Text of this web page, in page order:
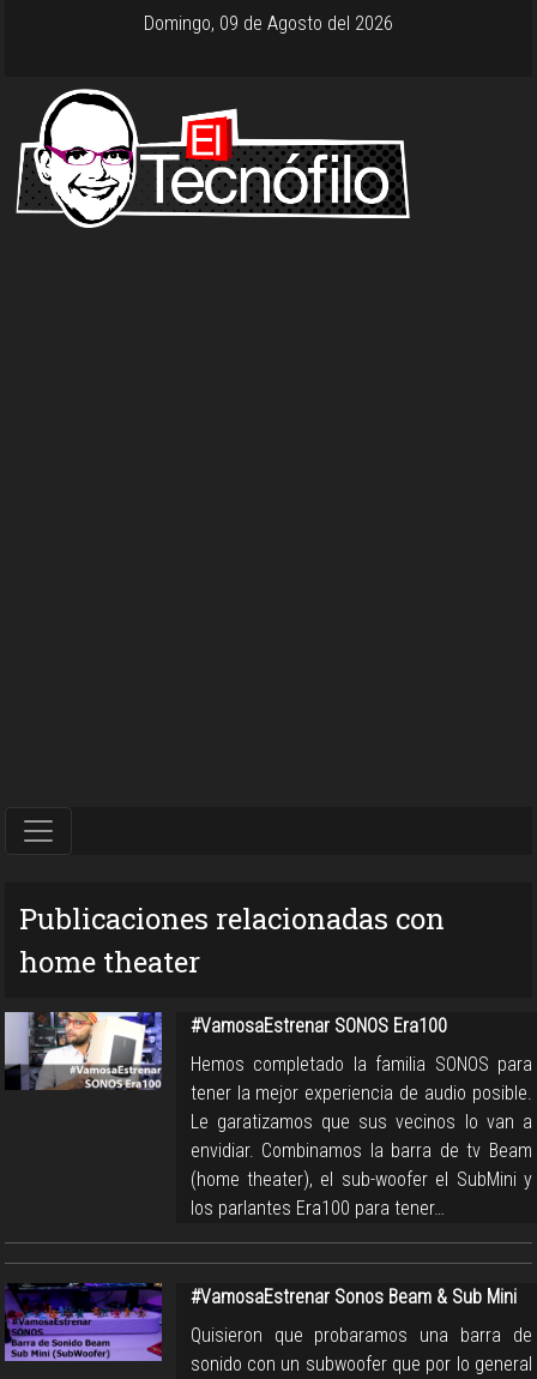
Domingo, 09 de Agosto del 2026
Publicaciones relacionadas con
home theater
#VamosaEstrenar SONOS Era100
Hemos completado la familia SONOS para
tener la mejor experiencia de audio posible.
Le garatizamos que sus vecinos lo van a
envidiar. Combinamos la barra de tv Beam
(home theater), el sub-woofer el SubMini y
los parlantes Era100 para tener…
#VamosaEstrenar Sonos Beam & Sub Mini
Quisieron que probaramos una barra de
sonido con un subwoofer que por lo general